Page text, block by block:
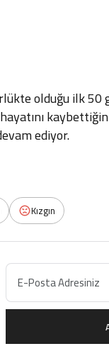
olduğu ilk 50
hayatını
ediyor.
Kızgın